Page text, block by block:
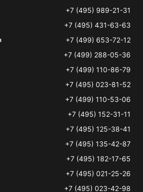
+7 (495) 989-21-31
+7 (495) 431-63-63
+7 (499) 653-72-12
+7 (499) 288-05-36
+7 (499) 110-86-79
+7 (495) 023-81-52
+7 (499) 110-53-06
+7 (495) 152-31-11
+7 (495) 125-38-41
+7 (495) 135-42-87
+7 (495) 182-17-65
+7 (495) 021-25-26
+7 (495) 023-42-98